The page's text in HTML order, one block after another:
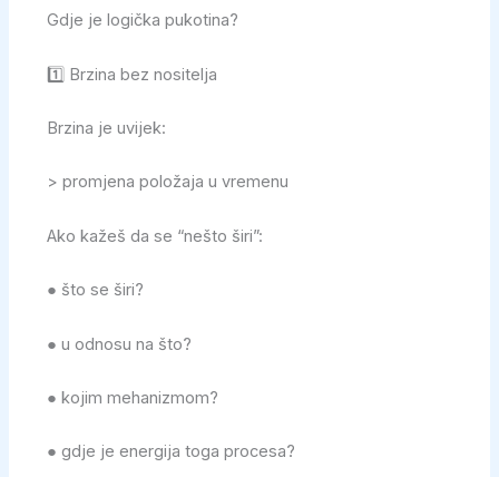
Gdje je logička pukotina?
1️⃣ Brzina bez nositelja
Brzina je uvijek:
> promjena položaja u vremenu
Ako kažeš da se “nešto širi”:
● što se širi?
● u odnosu na što?
● kojim mehanizmom?
● gdje je energija toga procesa?